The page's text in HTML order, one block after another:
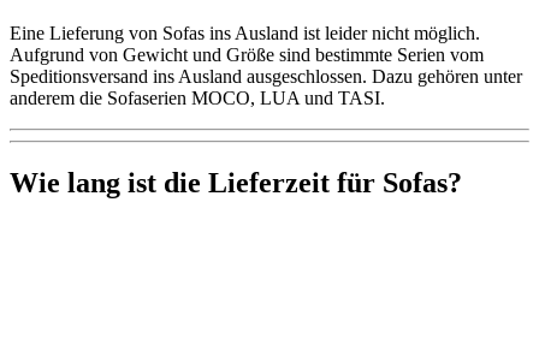
Eine Lieferung von Sofas ins Ausland ist leider nicht möglich.
Aufgrund von Gewicht und Größe sind bestimmte Serien vom
Speditionsversand ins Ausland ausgeschlossen. Dazu gehören unter
anderem die Sofaserien MOCO, LUA und TASI.
Wie lang ist die Lieferzeit für Sofas?